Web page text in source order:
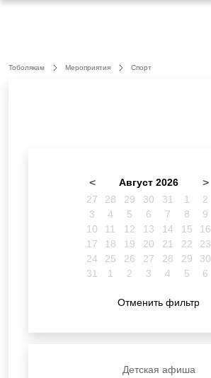
Тоболякам Мероприятия Спорт
< Август 2026 >
27 28 29 30 31 1
2
3
4 5 6 7 8
9
10
11 12 13 14 15
16
17
18 19 20 21 22
23
24
25 26 27 28 29
30
31
1 2 3 4 5 6
Отменить фильтр
Детская афиша